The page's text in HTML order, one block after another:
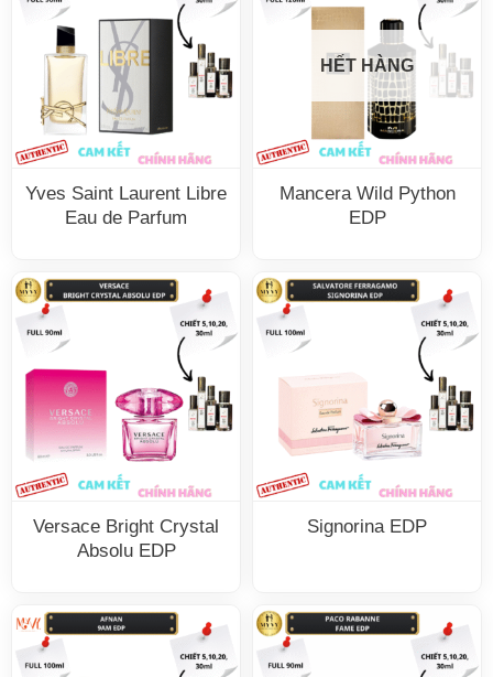
Yves Saint Laurent Libre
Eau de Parfum
HẾT HÀNG
Mancera Wild Python
EDP
Versace Bright Crystal
Absolu EDP
Signorina EDP